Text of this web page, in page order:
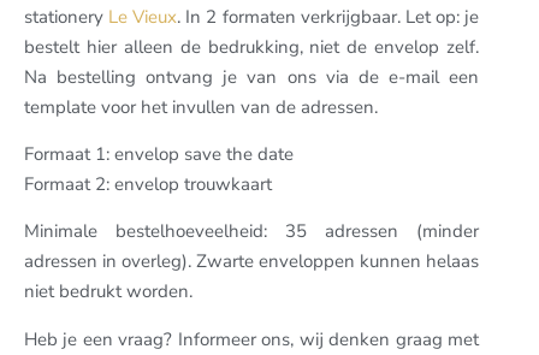
stationery Le Vieux. In 2 formaten verkrijgbaar. Let op: je
bestelt hier alleen de bedrukking, niet de envelop zelf.
Na bestelling ontvang je van ons via de e-mail een
template voor het invullen van de adressen.
Formaat 1: envelop save the date
Formaat 2: envelop trouwkaart
Minimale bestelhoeveelheid: 35 adressen (minder
adressen in overleg). Zwarte enveloppen kunnen helaas
niet bedrukt worden.
Heb je een vraag? Informeer ons, wij denken graag met